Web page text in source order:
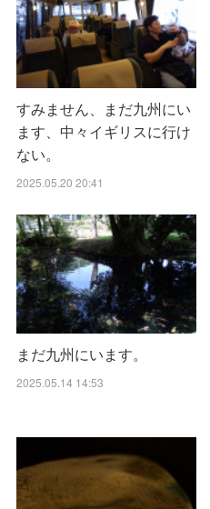
すみません、まだ九州にい
ます、中々イギリスに行け
ない。
2025.05.20 20:41
まだ九州にいます。
2025.05.14 14:53